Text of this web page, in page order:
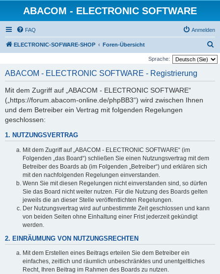
ABACOM - ELECTRONIC SOFTWARE
FAQ Anmelden
ELECTRONIC-SOFWARE-SHOP Foren-Übersicht
u
Sprache:
ABACOM - ELECTRONIC SOFTWARE - Registrierung
Mit dem Zugriff auf „ABACOM - ELECTRONIC SOFTWARE“
(„https://forum.abacom-online.de/phpBB3“) wird zwischen Ihnen
und dem Betreiber ein Vertrag mit folgenden Regelungen
geschlossen:
1. NUTZUNGSVERTRAG
Mit dem Zugriff auf „ABACOM - ELECTRONIC SOFTWARE“ (im
Folgenden „das Board“) schließen Sie einen Nutzungsvertrag mit dem
Betreiber des Boards ab (im Folgenden „Betreiber“) und erklären sich
mit den nachfolgenden Regelungen einverstanden.
Wenn Sie mit diesen Regelungen nicht einverstanden sind, so dürfen
Sie das Board nicht weiter nutzen. Für die Nutzung des Boards gelten
jeweils die an dieser Stelle veröffentlichten Regelungen.
Der Nutzungsvertrag wird auf unbestimmte Zeit geschlossen und kann
von beiden Seiten ohne Einhaltung einer Frist jederzeit gekündigt
werden.
2. EINRÄUMUNG VON NUTZUNGSRECHTEN
Mit dem Erstellen eines Beitrags erteilen Sie dem Betreiber ein
einfaches, zeitlich und räumlich unbeschränktes und unentgeltliches
Recht, Ihren Beitrag im Rahmen des Boards zu nutzen.